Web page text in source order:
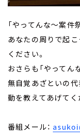
「やってんな～案件祭
あなたの周りで起
ください。
おさらも「やってん
無自覚あざといの代
動を教えてあげてく
番組メール：